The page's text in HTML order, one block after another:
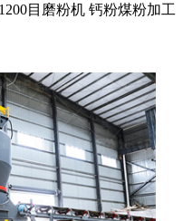
目磨粉机 钙粉煤粉加工